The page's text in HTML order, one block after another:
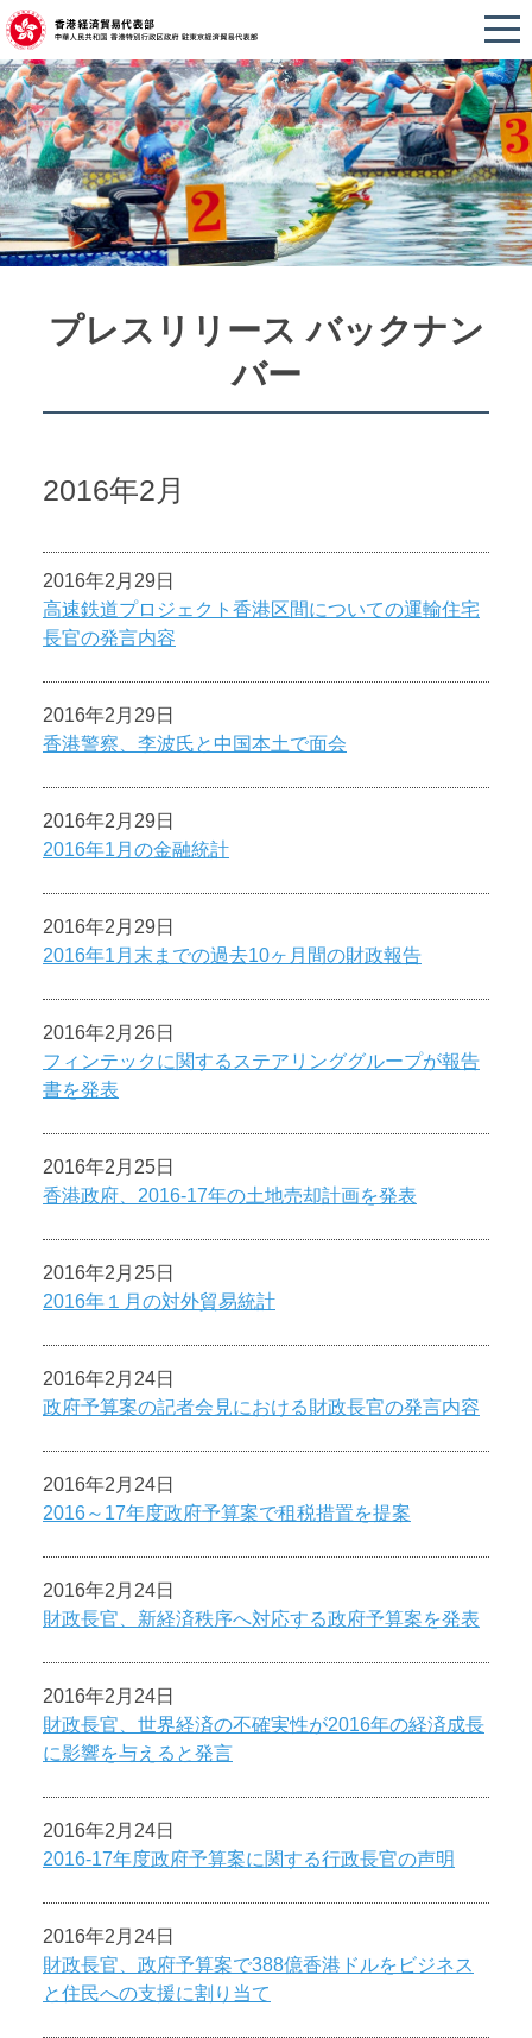
プレスリリース バックナン
バー
2016年2月
2016年2月29日
高速鉄道プロジェクト香港区間についての運輸住宅
長官の発言内容
2016年2月29日
香港警察、李波氏と中国本土で面会
2016年2月29日
2016年1月の金融統計
2016年2月29日
2016年1月末までの過去10ヶ月間の財政報告
2016年2月26日
フィンテックに関するステアリンググループが報告
書を発表
2016年2月25日
香港政府、2016-17年の土地売却計画を発表
2016年2月25日
2016年１月の対外貿易統計
2016年2月24日
政府予算案の記者会見における財政長官の発言内容
2016年2月24日
2016～17年度政府予算案で租税措置を提案
2016年2月24日
財政長官、新経済秩序へ対応する政府予算案を発表
2016年2月24日
財政長官、世界経済の不確実性が2016年の経済成長
に影響を与えると発言
2016年2月24日
2016-17年度政府予算案に関する行政長官の声明
2016年2月24日
財政長官、政府予算案で388億香港ドルをビジネス
と住民への支援に割り当て